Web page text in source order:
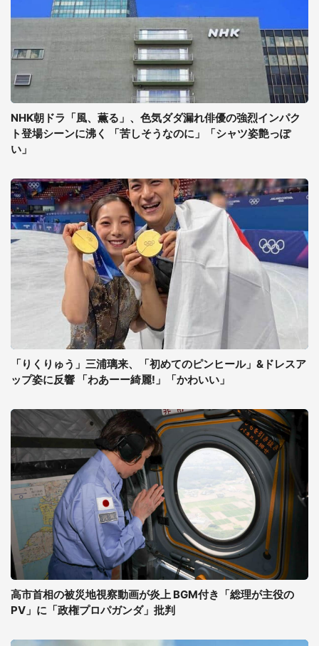
NHK朝ドラ「風、薫る」、色気ダダ漏れ俳優の強烈インパク
ト登場シーンに沸く 「苦しそうなのに」「シャツ姿艶っぽ
い」
「りくりゅう」三浦璃来、「初めてのピンヒール」&ドレスア
ップ姿に反響 「わあーー綺麗!」「かわいい」
高市首相の被災地視察動画が炎上 BGM付き「総理が主役の
PV」に「政権プロパガンダ」批判